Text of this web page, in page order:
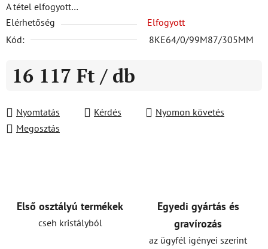
A tétel elfogyott…
Elérhetőség
Elfogyott
Kód:
8KE64/0/99M87/305MM
16 117 Ft / db
Nyomtatás
Kérdés
Nyomon követés
Megosztás
Első osztályú termékek
cseh kristályból
Egyedi gyártás és
gravírozás
az ügyfél igényei szerint